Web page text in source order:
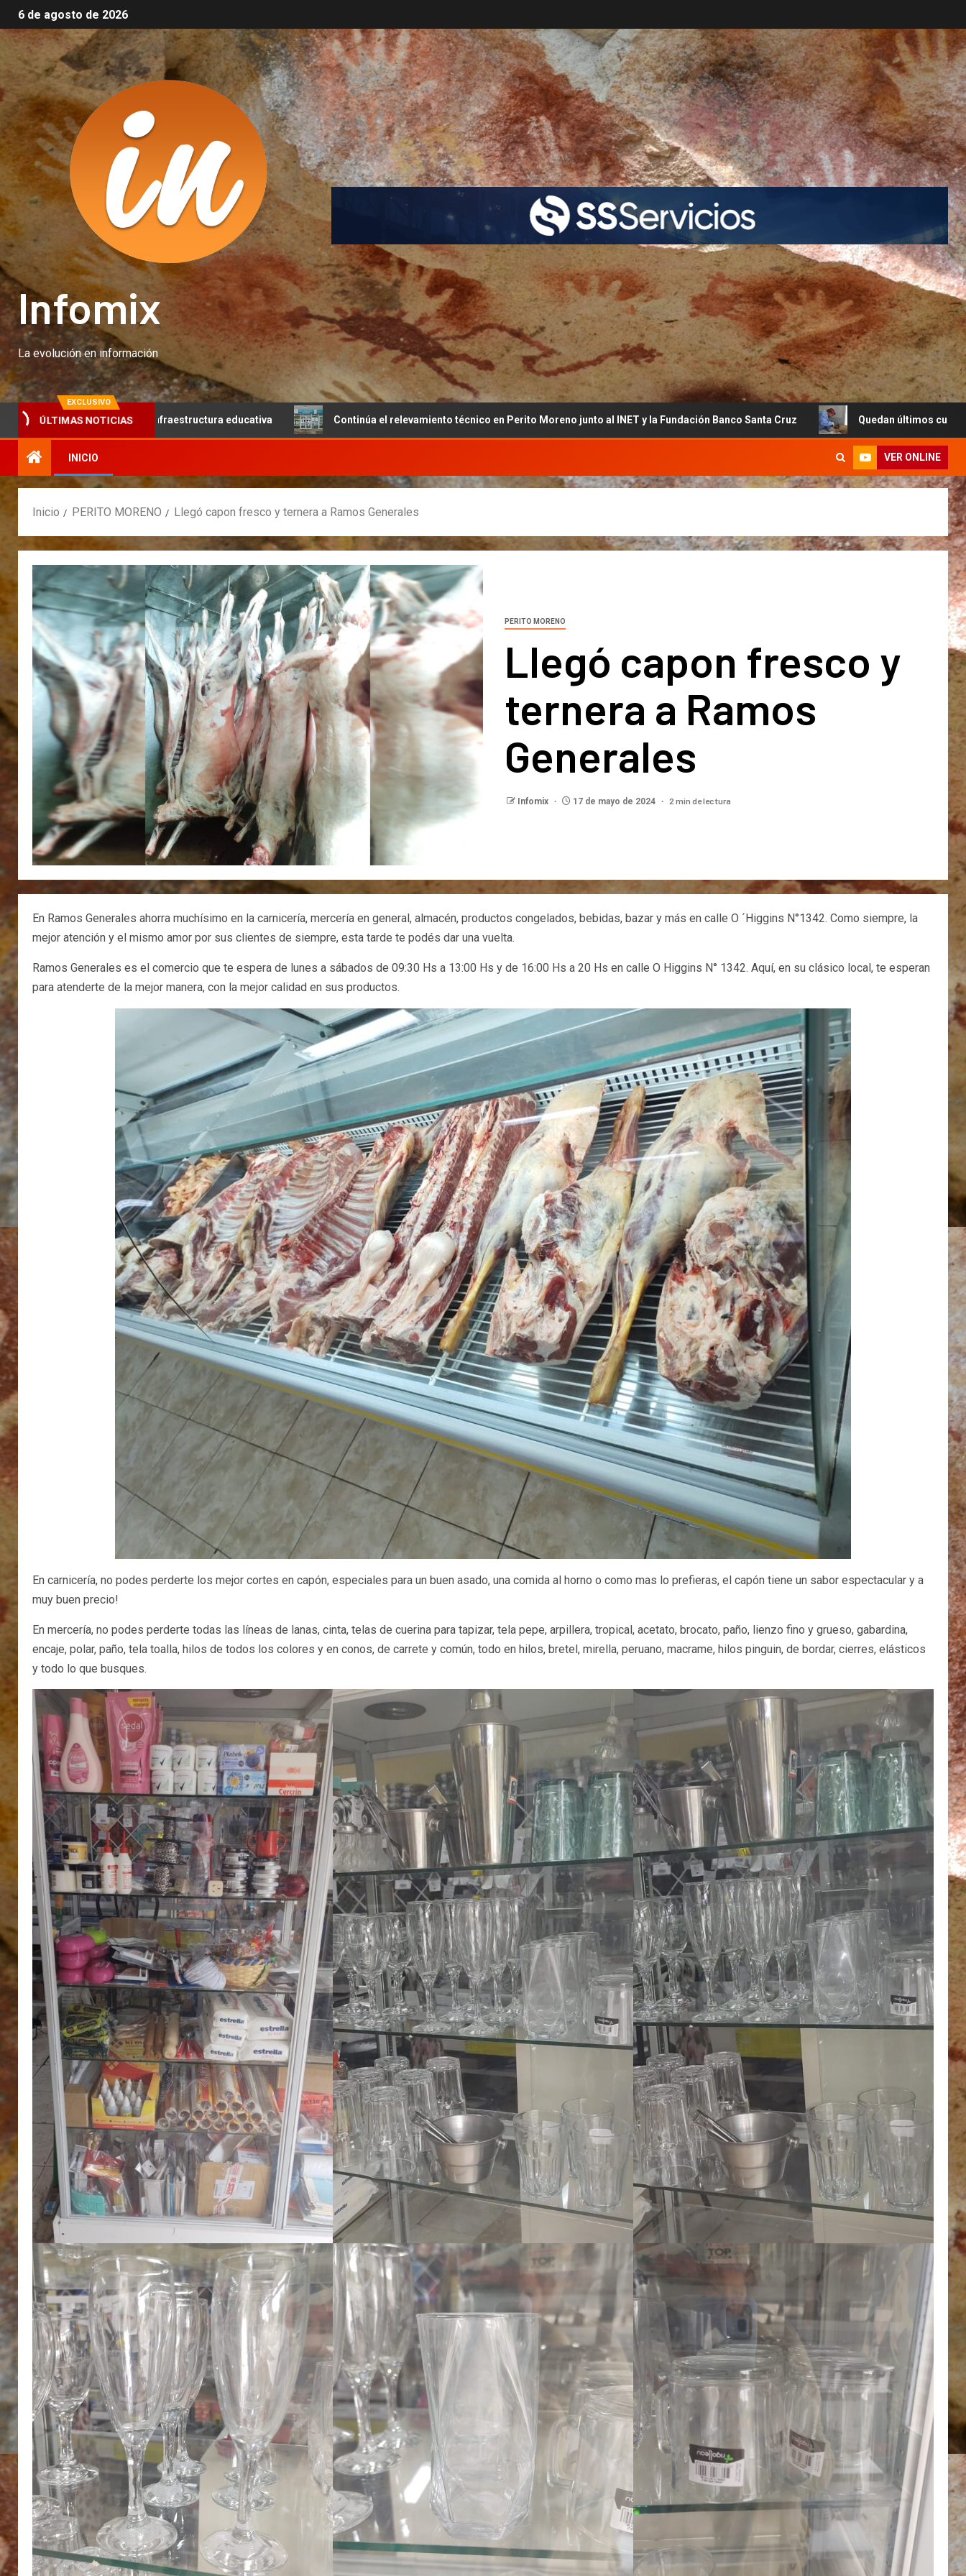
6 de agosto de 2026
Infomix
La evolución en información
EXCLUSIVO
ÚLTIMAS NOTICIAS
infraestructura educativa Continúa el relevamiento técnico en Perito Moreno junto al INET y la Fundación Banco Santa Cruz Quedan últimos cupos disponibles para
INICIO VER ONLINE
Inicio PERITO MORENO Llegó capon fresco y ternera a Ramos Generales
PERITO MORENO
Llegó capon fresco y
ternera a Ramos
Generales
Infomix 17 de mayo de 2024 2 min de lectura
En Ramos Generales ahorra muchísimo en la carnicería, mercería en general, almacén, productos congelados, bebidas, bazar y más en calle O ´Higgins N°1342. Como siempre, la
mejor atención y el mismo amor por sus clientes de siempre, esta tarde te podés dar una vuelta.
Ramos Generales es el comercio que te espera de lunes a sábados de 09:30 Hs a 13:00 Hs y de 16:00 Hs a 20 Hs en calle O Higgins N° 1342. Aquí, en su clásico local, te esperan
para atenderte de la mejor manera, con la mejor calidad en sus productos.
En carnicería, no podes perderte los mejor cortes en capón, especiales para un buen asado, una comida al horno o como mas lo prefieras, el capón tiene un sabor espectacular y a
muy buen precio!
En mercería, no podes perderte todas las líneas de lanas, cinta, telas de cuerina para tapizar, tela pepe, arpillera, tropical, acetato, brocato, paño, lienzo fino y grueso, gabardina,
encaje, polar, paño, tela toalla, hilos de todos los colores y en conos, de carrete y común, todo en hilos, bretel, mirella, peruano, macrame, hilos pinguin, de bordar, cierres, elásticos
y todo lo que busques.